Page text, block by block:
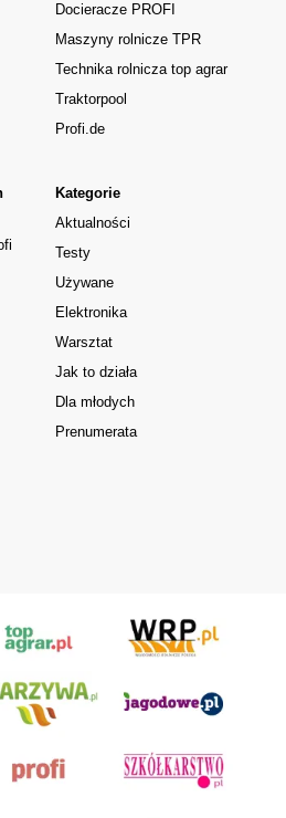
Kategorie
Aktualności
Testy
Używane
Elektronika
Warsztat
Jak to działa
Dla młodych
Prenumerata
Docieracze PROFI
Maszyny rolnicze TPR
Technika rolnicza top agrar
Traktorpool
Profi.de